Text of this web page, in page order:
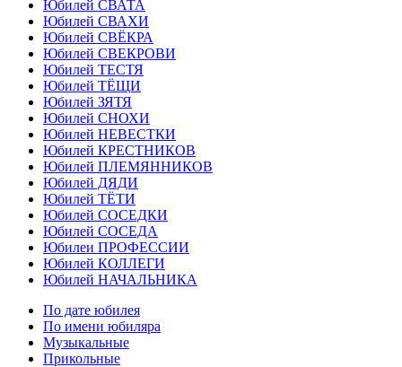
Юбилей СВАТА
Юбилей СВАХИ
Юбилей СВЁКРА
Юбилей СВЕКРОВИ
Юбилей ТЕСТЯ
Юбилей ТЁЩИ
Юбилей ЗЯТЯ
Юбилей СНОХИ
Юбилей НЕВЕСТКИ
Юбилей КРЕСТНИКОВ
Юбилей ПЛЕМЯННИКОВ
Юбилей ДЯДИ
Юбилей ТЁТИ
Юбилей СОСЕДКИ
Юбилей СОСЕДА
Юбилеи ПРОФЕССИИ
Юбилей КОЛЛЕГИ
Юбилей НАЧАЛЬНИКА
По дате юбилея
По имени юбиляра
Музыкальные
Прикольные